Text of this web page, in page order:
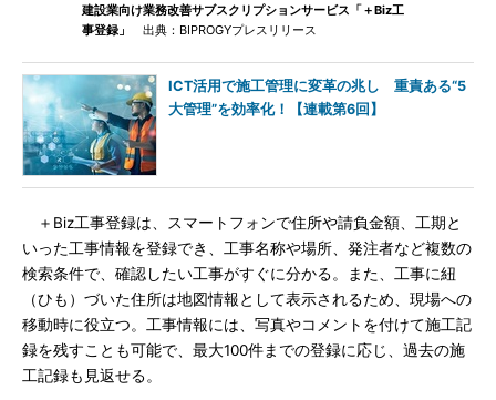
建設業向け業務改善サブスクリプションサービス「＋Biz工
事登録」
出典：BIPROGYプレスリリース
ICT活用で施工管理に変革の兆し 重責ある“5
大管理”を効率化！【連載第6回】
＋Biz工事登録は、スマートフォンで住所や請負金額、工期と
いった工事情報を登録でき、工事名称や場所、発注者など複数の
検索条件で、確認したい工事がすぐに分かる。また、工事に紐
（ひも）づいた住所は地図情報として表示されるため、現場への
移動時に役立つ。工事情報には、写真やコメントを付けて施工記
録を残すことも可能で、最大100件までの登録に応じ、過去の施
工記録も見返せる。